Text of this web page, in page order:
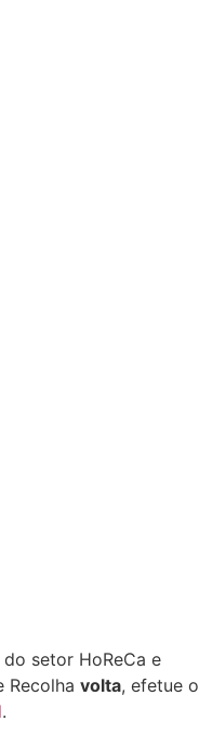
setor HoReCa e
Recolha volta, efetue o
.